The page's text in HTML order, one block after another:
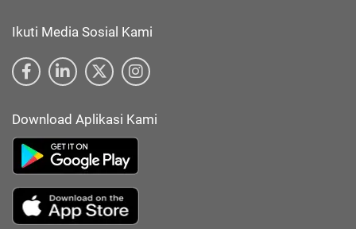
Ikuti Media Sosial Kami
Download Aplikasi Kami